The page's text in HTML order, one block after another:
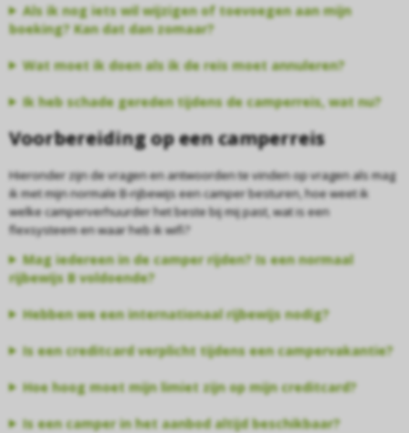
Als ik nog iets wil wijzigen of toevoegen aan mijn
boeking? Kan dat dan zomaar?
Wat moet ik doen als ik de reis moet annuleren?
Ik heb schade gereden tijdens de camperreis, wat nu?
Voorbereiding op een camperreis
Hieronder zijn de vragen en antwoorden te vinden op vragen als mag
ik met mijn normale B-rijbewijs een camper besturen, hoe weet ik
welke camperverhuurder het beste bij mij past, wat is een
flexsysteem en waar heb ik wifi?
Mag iedereen in de camper rijden? Is een normaal
rijbewijs B voldoende?
Hebben we een internationaal rijbewijs nodig?
Is een creditcard verplicht tijdens een campervakantie?
Hoe hoog moet mijn limiet zijn op mijn creditcard?
Is een camper in het aanbod altijd beschikbaar?